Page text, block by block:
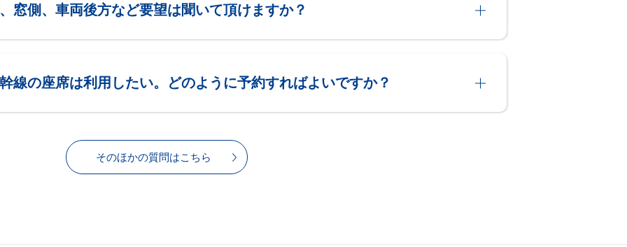
窓側、車両後方など要望は聞いて頂けますか？
線の座席は利用したい。どのように予約すればよいですか？
そのほかの質問はこちら